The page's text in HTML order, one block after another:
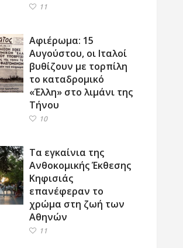
11
Αφιέρωμα: 15
Αυγούστου, οι Ιταλοί
βυθίζουν με τορπίλη
το καταδρομικό
«Έλλη» στο λιμάνι της
Τήνου
10
Τα εγκαίνια της
Ανθοκομικής Έκθεσης
Κηφισιάς
επανέφεραν το
χρώμα στη ζωή των
Αθηνών
11